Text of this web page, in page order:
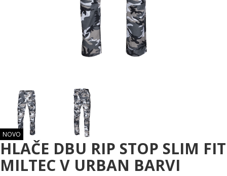
NOVO
HLAČE DBU RIP STOP SLIM FIT
MILTEC V URBAN BARVI